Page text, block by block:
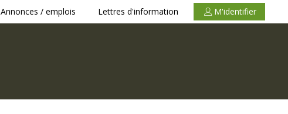
Annonces / emplois Lettres d'information M'identifier